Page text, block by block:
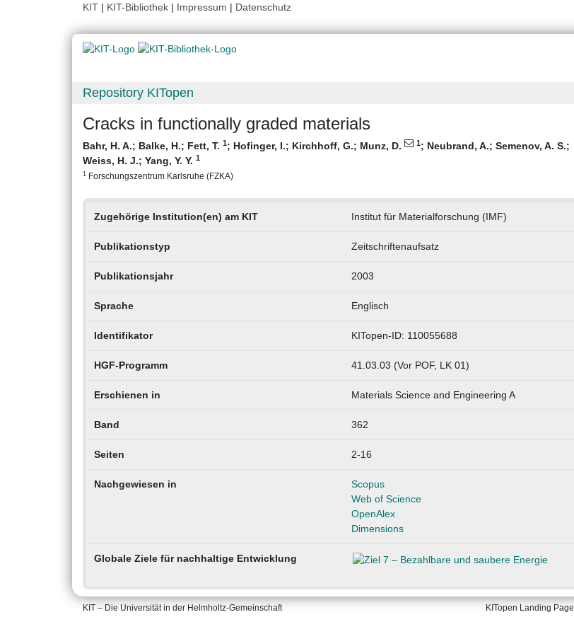
KIT | KIT-Bibliothek | Impressum | Datenschutz
Repository KITopen
Cracks in functionally graded materials
Bahr, H. A.; Balke, H.; Fett, T. 1; Hofinger, I.; Kirchhoff, G.; Munz, D. 1; Neubrand, A.; Semenov, A. S.;
Weiss, H. J.; Yang, Y. Y. 1
1 Forschungszentrum Karlsruhe (FZKA)
Zugehörige Institution(en) am KIT Institut für Materialforschung (IMF)
Publikationstyp Zeitschriftenaufsatz
Publikationsjahr 2003
Sprache Englisch
Identifikator KITopen-ID: 110055688
HGF-Programm 41.03.03 (Vor POF, LK 01)
Erschienen in Materials Science and Engineering A
Band 362
Seiten 2-16
Nachgewiesen in
Scopus
Web of Science
OpenAlex
Dimensions
Globale Ziele für nachhaltige Entwicklung
KIT – Die Universität in der Helmholtz-Gemeinschaft KITopen Landing Page